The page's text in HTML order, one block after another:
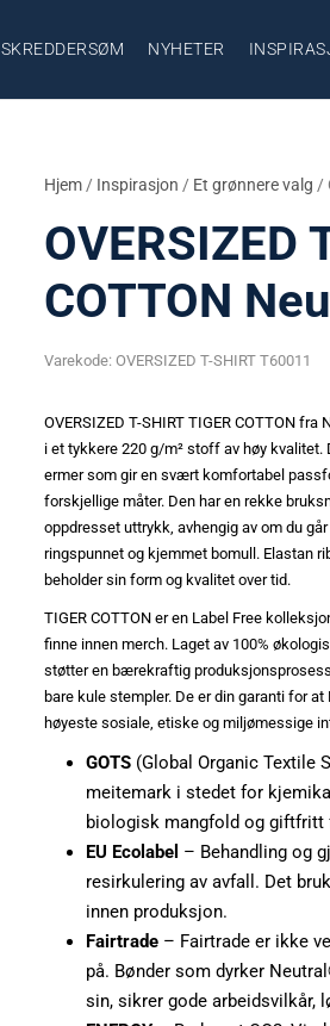
SKREDDERSØM NYHETER
Hjem / Inspirasjon / Et grønnere valg /
OVERSIZED
COTTON
Varekode:OVERSIZED T-SHIRT T60011
OVERSIZED T-SHIRT TIGER COTTON
i et tykkere 220 g/m² stoff av høy kvalitet.
ermer som gir en svært komfortabel
forskjellige måter. Den har en rekke
oppdresset uttrykk, avhengig av om du
ringspunnet og kjemmet bomull. Elastan
beholder sin form og kvalitet over tid.
TIGER COTTON er en Label Free
finne innen merch. Laget av 100%
støtter en bærekraftig
bare kule stempler. De er din garanti for
høyeste sosiale, etiske og miljømessige
GOTS (Global Organic Textile
meitemark i stedet for
biologisk mangfold og giftfritt
EU Ecolabel – Behandling og
resirkulering av avfall. Det
innen produksjon.
Fairtrade – Fairtrade er ikke
på. Bønder som dyrker
sin, sikrer gode arbeidsvilkår,